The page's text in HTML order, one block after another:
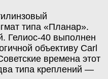
типа «Планар».
Гелиос-40 выполнен
объективу Carl
времена этот
типа креплений —